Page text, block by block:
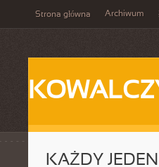
Strona główna Archiwum
KAŻDY